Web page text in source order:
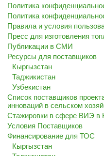
Политика
Политика
Правила и условия
Пресс для изготовления
Публикации в СМИ
Ресурсы для поставщиков
Кыргызстан
Таджикистан
Узбекистан
Список поставщиков
инноваций в сельском
Стажировки в сфере ВИЭ в
Условия Поставщиков
Финансирование для ТОС
Кыргызстан